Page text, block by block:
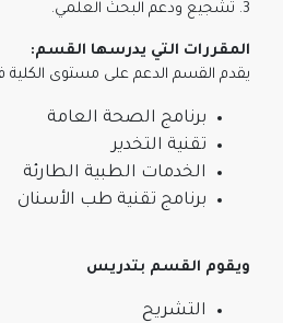
3. تشجيع ودعم البحث العلمي.
المقررات التي يدرسها القسم:
يقدم القسم الدعم على مستوى الكلية
برنامج الصحة العامة
تقنية التخدير
الخدمات الطبية الطارئة
برنامج تقنية طب الأسنان
ويقوم القسم بتدريس
التشريح